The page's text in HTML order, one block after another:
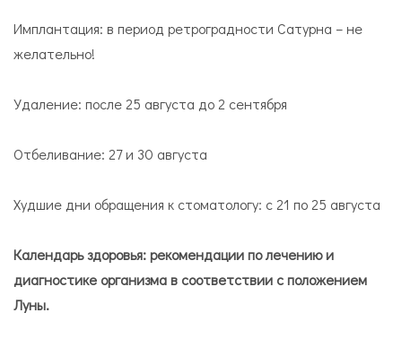
Имплантация: в период ретроградности Сатурна – не
желательно!
Удаление: после 25 августа до 2 сентября
Отбеливание: 27 и 30 августа
Худшие дни обращения к стоматологу: с 21 по 25 августа
Календарь здоровья: рекомендации по лечению и
диагностике организма в соответствии с положением
Луны.